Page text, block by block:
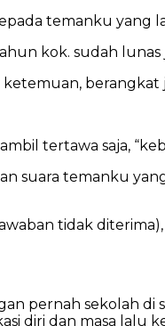
temanku yang
kok. sudah lunas
tertawa saja,
suara temanku
tidak
pernah sekolah di
diri dan masa lalu ke